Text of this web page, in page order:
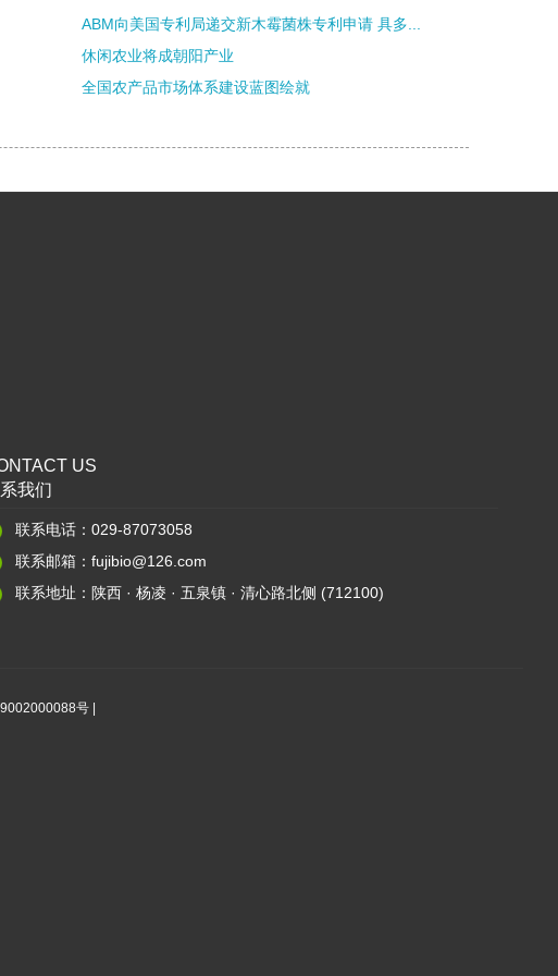
ABM向美国专利局递交新木霉菌株专利申请 具多...
休闲农业将成朝阳产业
全国农产品市场体系建设蓝图绘就
US
我们
联系电话：029-87073058
联系邮箱：fujibio@126.com
联系地址：陕西 · 杨凌 · 五泉镇 · 清心路北侧 (712100)
号|